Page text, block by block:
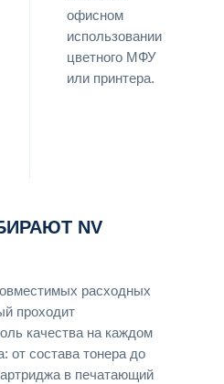
офисном
использовании
цветного МФУ
или принтера.
NV
расходных
проходит
качества на каждом
от состава тонера до
в печатающий